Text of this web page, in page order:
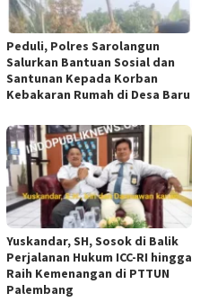
Peduli, Polres Sarolangun
Salurkan Bantuan Sosial dan
Santunan Kepada Korban
Kebakaran Rumah di Desa Baru
Yuskandar, SH, Sosok di Balik
Perjalanan Hukum ICC-RI hingga
Raih Kemenangan di PTTUN
Palembang